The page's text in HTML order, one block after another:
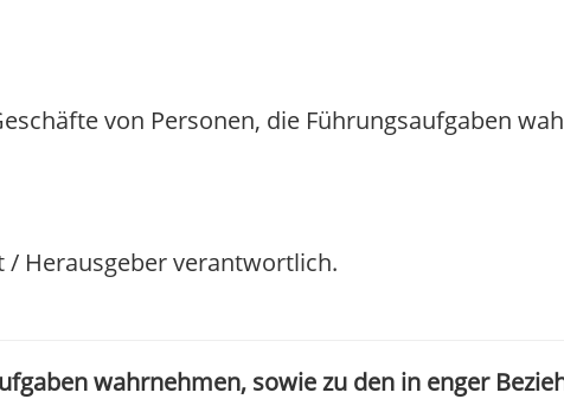
von Personen, die Führungsaufgaben
Herausgeber verantwortlich.
wahrnehmen, sowie zu den in enger